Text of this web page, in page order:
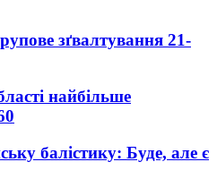
зґвалтування 21-
найбільше
балістику: Буде, але є